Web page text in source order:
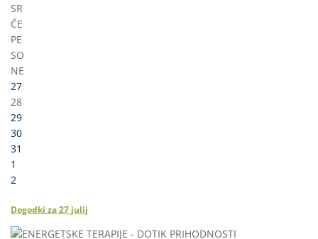
SR
ČE
PE
SO
NE
27
28
29
30
31
1
2
Dogodki za27 julij